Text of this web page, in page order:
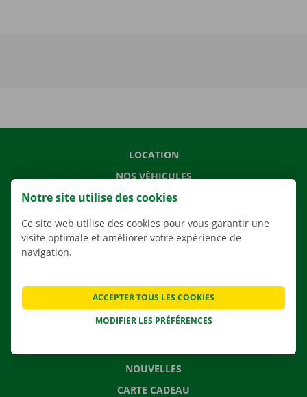
LOCATION
NOS VÉHICULES
NOS SERVICES
AGENCES
APPLI
CONTACTEZ NOUS
NOUVELLES
CARTE CADEAU
Notre site utilise des cookies
Ce site web utilise des cookies pour vous garantir une
visite optimale et améliorer votre expérience de
navigation.
MODIFIER LES PRÉFÉRENCES
ACCEPTER TOUS LES COOKIES